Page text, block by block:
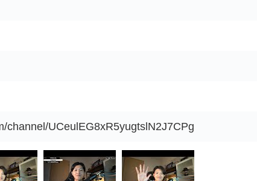
channel/UCeulEG8xR5yugtslN2J7CPg